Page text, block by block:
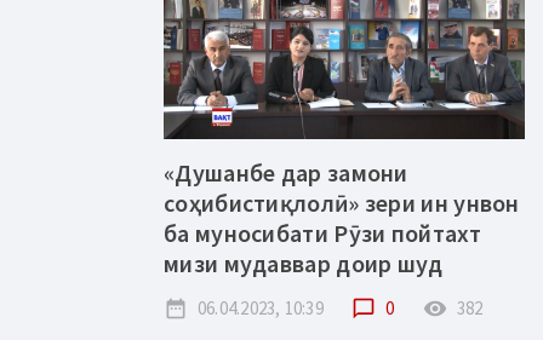
«Душанбе дар замони
соҳибистиқлолӣ» зери ин унвон
ба муносибати Рӯзи пойтахт
мизи мудаввар доир шуд
date_range 06.04.2023, 10:39 chat_bubble_outline 0 remove_red_eye 382